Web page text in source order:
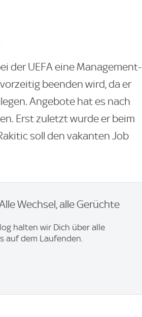
der UEFA eine Management-
beenden wird, da er
Angebote hat es nach
Erst zuletzt wurde er beim
soll den vakanten Job
Wechsel, alle Gerüchte
halten wir Dich über alle
auf dem Laufenden.